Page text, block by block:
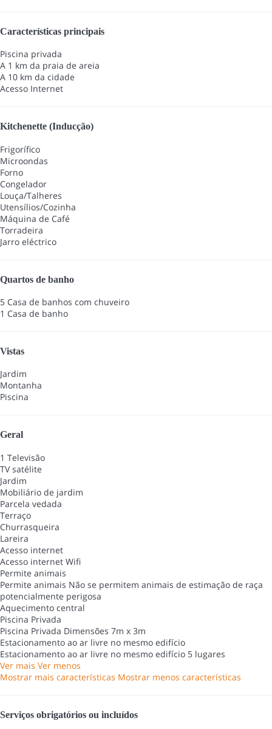
Características principais
Piscina privada
A 1 km da praia de areia
A 10 km da cidade
Acesso Internet
Kitchenette (Inducção)
Frigorífico
Microondas
Forno
Congelador
Louça/Talheres
Utensílios/Cozinha
Máquina de Café
Torradeira
Jarro eléctrico
Quartos de banho
5 Casa de banhos com chuveiro
1 Casa de banho
Vistas
Jardim
Montanha
Piscina
Geral
1 Televisão
TV satélite
Jardim
Mobiliário de jardim
Parcela vedada
Terraço
Churrasqueira
Lareira
Acesso internet
Acesso internet Wifi
Permite animais
Permite animais Não se permitem animais de estimação de raça
potencialmente perigosa
Aquecimento central
Piscina Privada
Piscina Privada Dimensões 7m x 3m
Estacionamento ao ar livre no mesmo edifício
Estacionamento ao ar livre no mesmo edifício 5 lugares
Ver mais Ver menos
Mostrar mais características Mostrar menos características
Serviços obrigatórios ou incluídos